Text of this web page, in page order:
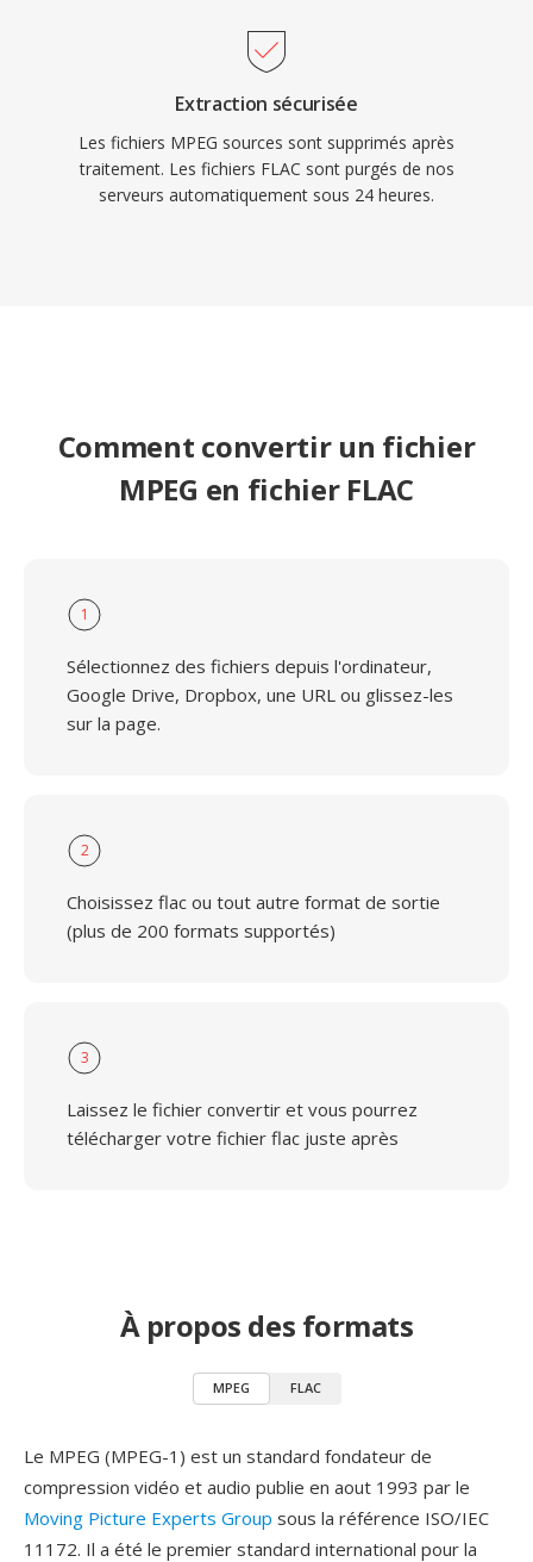
Extraction sécurisée
Les fichiers MPEG sources sont supprimés après
traitement. Les fichiers FLAC sont purgés de nos
serveurs automatiquement sous 24 heures.
Comment convertir un fichier
MPEG en fichier FLAC
1
Sélectionnez des fichiers depuis l'ordinateur,
Google Drive, Dropbox, une URL ou glissez-les
sur la page.
2
Choisissez flac ou tout autre format de sortie
(plus de 200 formats supportés)
3
Laissez le fichier convertir et vous pourrez
télécharger votre fichier flac juste après
À propos des formats
MPEG FLAC
Le MPEG (MPEG-1) est un standard fondateur de
compression vidéo et audio publie en aout 1993 par le
Moving Picture Experts Group sous la référence ISO/IEC
11172. Il a été le premier standard international pour la